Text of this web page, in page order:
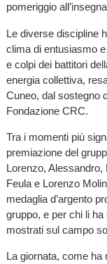
pomeriggio
Le diverse discipline
clima di entusiasmo
e colpi dei battitori
energia collettiva,
Cuneo, dal sostegno
Fondazione CRC.
Tra i momenti più
premiazione del
Lorenzo,
Feula e Lorenzo
medaglia d’argento
gruppo, e per chi li ha
mostrati sul campo
La giornata, come ha